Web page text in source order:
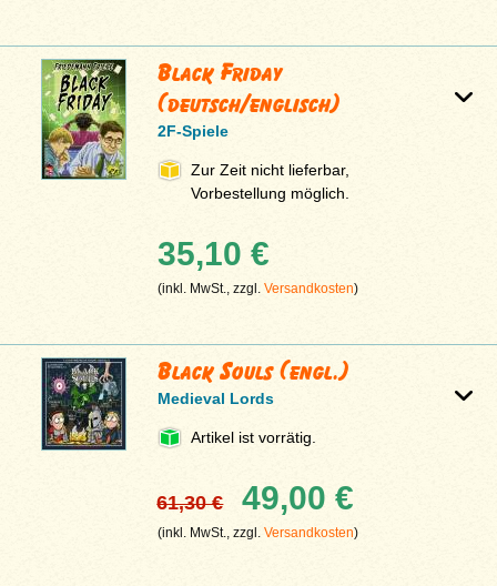
Black Friday
(deutsch/englisch)
2F-Spiele
Zur Zeit nicht lieferbar,
Vorbestellung möglich.
35,10 €
(inkl. MwSt., zzgl.Versandkosten)
Black Souls (engl.)
Medieval Lords
Artikel ist vorrätig.
61,30 € 49,00 €
(inkl. MwSt., zzgl.Versandkosten)